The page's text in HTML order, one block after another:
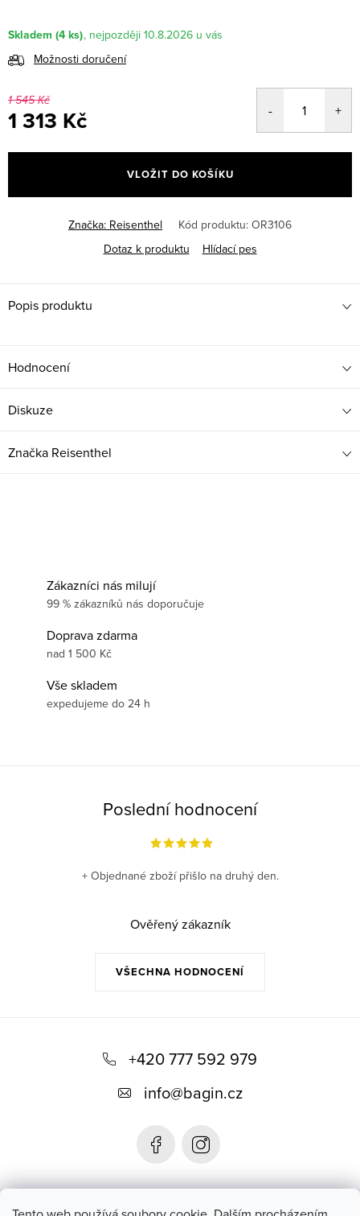
Skladem (4 ks)
10.8.2026
Možnosti doručení
1 545 Kč
1 313 Kč
cena:
VLOŽIT DO KOŠÍKU
Značka: Reisenthel Kód produktu: OR3106
Dotaz k produktu
Hlídací pes
Popis produktu
Hodnocení
Diskuze
Značka Reisenthel
Zákazníci nás milují
99 % zákazníků nás doporučuje
Doprava zdarma
nad 1 500 Kč
Vše skladem
expedujeme do 24 h
Poslední hodnocení
VŠECHNA HODNOCENÍ
+ Objednané zboží přišlo na druhý den.
Ověřený zákazník
+420 777 592 979
info@bagin.cz
Bagin.cz